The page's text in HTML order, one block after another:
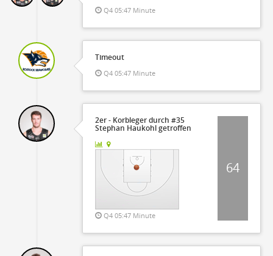
Q4 05:47 Minute
Timeout
Q4 05:47 Minute
2er - Korbleger durch #35
Stephan Haukohl getroffen
Q4 05:47 Minute
64